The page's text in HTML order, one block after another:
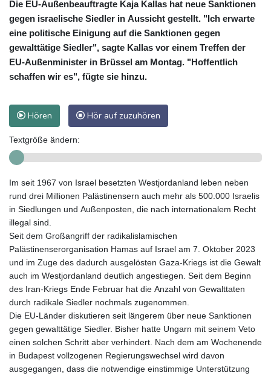
Die EU-Außenbeauftragte Kaja Kallas hat neue Sanktionen
gegen israelische Siedler in Aussicht gestellt. "Ich erwarte
eine politische Einigung auf die Sanktionen gegen
gewalttätige Siedler", sagte Kallas vor einem Treffen der
EU-Außenminister in Brüssel am Montag. "Hoffentlich
schaffen wir es", fügte sie hinzu.
Hören Hör auf zuzuhören
Textgröße ändern:
Im seit 1967 von Israel besetzten Westjordanland leben neben
rund drei Millionen Palästinensern auch mehr als 500.000 Israelis
in Siedlungen und Außenposten, die nach internationalem Recht
illegal sind.
Seit dem Großangriff der radikalislamischen
Palästinenserorganisation Hamas auf Israel am 7. Oktober 2023
und im Zuge des dadurch ausgelösten Gaza-Kriegs ist die Gewalt
auch im Westjordanland deutlich angestiegen. Seit dem Beginn
des Iran-Kriegs Ende Februar hat die Anzahl von Gewalttaten
durch radikale Siedler nochmals zugenommen.
Die EU-Länder diskutieren seit längerem über neue Sanktionen
gegen gewalttätige Siedler. Bisher hatte Ungarn mit seinem Veto
einen solchen Schritt aber verhindert. Nach dem am Wochenende
in Budapest vollzogenen Regierungswechsel wird davon
ausgegangen, dass die notwendige einstimmige Unterstützung